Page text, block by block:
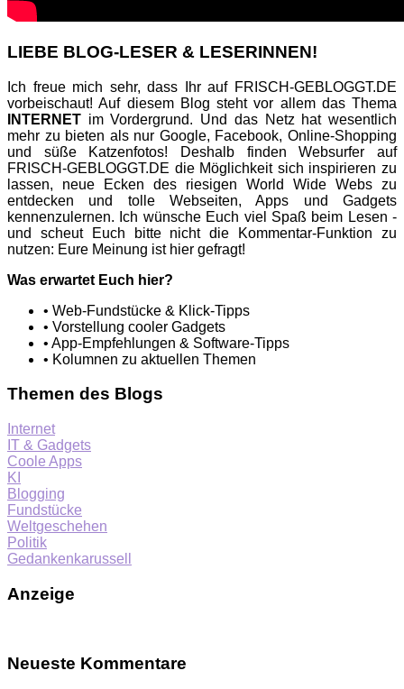
LIEBE BLOG-LESER & LESERINNEN!
Ich freue mich sehr, dass Ihr auf FRISCH-GEBLOGGT.DE
vorbeischaut! Auf diesem Blog steht vor allem das Thema
INTERNET im Vordergrund. Und das Netz hat wesentlich
mehr zu bieten als nur Google, Facebook, Online-Shopping
und süße Katzenfotos! Deshalb finden Websurfer auf
FRISCH-GEBLOGGT.DE die Möglichkeit sich inspirieren zu
lassen, neue Ecken des riesigen World Wide Webs zu
entdecken und tolle Webseiten, Apps und Gadgets
kennenzulernen. Ich wünsche Euch viel Spaß beim Lesen -
und scheut Euch bitte nicht die Kommentar-Funktion zu
nutzen: Eure Meinung ist hier gefragt!
Was erwartet Euch hier?
• Web-Fundstücke & Klick-Tipps
• Vorstellung cooler Gadgets
• App-Empfehlungen & Software-Tipps
• Kolumnen zu aktuellen Themen
Themen des Blogs
Internet
IT & Gadgets
Coole Apps
KI
Blogging
Fundstücke
Weltgeschehen
Politik
Gedankenkarussell
Anzeige
Neueste Kommentare